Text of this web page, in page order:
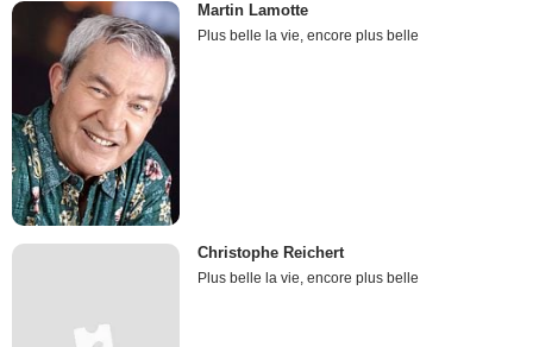
Martin Lamotte
Plus belle la vie, encore plus belle
Christophe Reichert
Plus belle la vie, encore plus belle